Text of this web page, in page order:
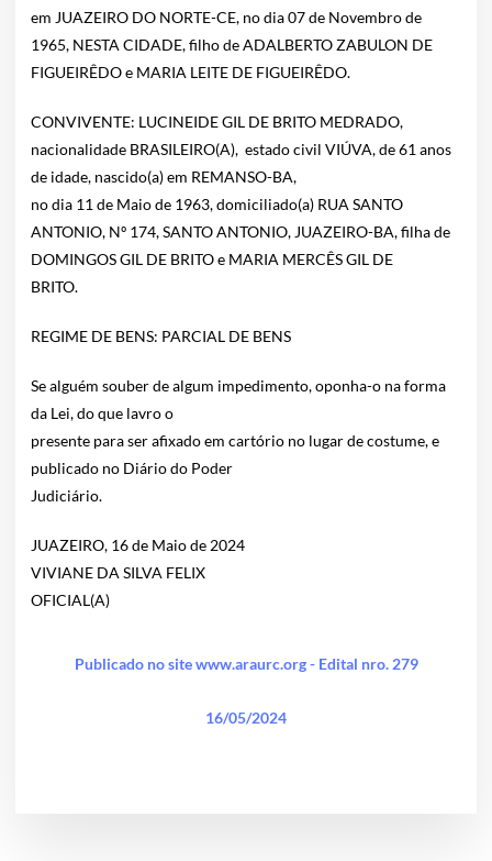
em JUAZEIRO DO NORTE-CE, no dia 07 de Novembro de
1965, NESTA CIDADE, filho de ADALBERTO ZABULON DE
FIGUEIRÊDO e MARIA LEITE DE FIGUEIRÊDO.
CONVIVENTE: LUCINEIDE GIL DE BRITO MEDRADO,
nacionalidade BRASILEIRO(A), estado civil VIÚVA, de 61 anos
de idade, nascido(a) em REMANSO-BA,
no dia 11 de Maio de 1963, domiciliado(a) RUA SANTO
ANTONIO, Nº 174, SANTO ANTONIO, JUAZEIRO-BA, filha de
DOMINGOS GIL DE BRITO e MARIA MERCÊS GIL DE
BRITO.
REGIME DE BENS: PARCIAL DE BENS
Se alguém souber de algum impedimento, oponha-o na forma
da Lei, do que lavro o
presente para ser afixado em cartório no lugar de costume, e
publicado no Diário do Poder
Judiciário.
JUAZEIRO, 16 de Maio de 2024
VIVIANE DA SILVA FELIX
OFICIAL(A)
Publicado no site www.araurc.org - Edital nro. 279
16/05/2024